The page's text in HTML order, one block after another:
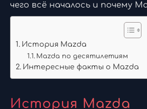
чего всё началось и почему
История Mazda
Mazda по десятилетиям
Интересные факты о Mazda
История Mazda